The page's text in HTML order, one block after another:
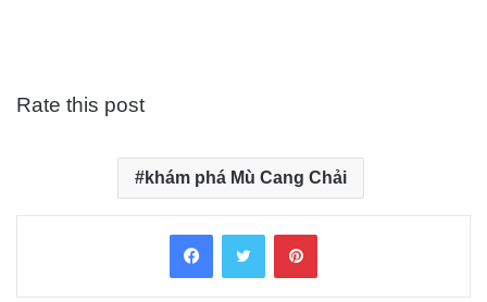
Rate this post
khám phá Mù Cang Chải
FacebookTwitter Pinterest